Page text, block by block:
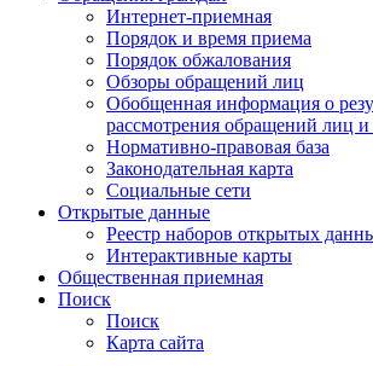
Интернет-приемная
Порядок и время приема
Порядок обжалования
Обзоры обращений лиц
Обобщенная информация о
рассмотрения обращений лиц
Нормативно-правовая база
Законодательная карта
Социальные сети
Открытые данные
Реестр наборов открытых
Интерактивные карты
Общественная приемная
Поиск
Поиск
Карта сайта